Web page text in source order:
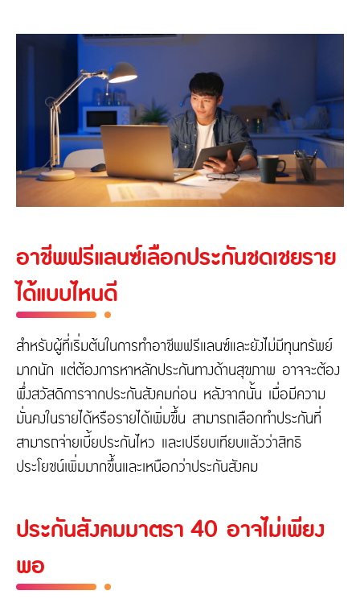
อาชีพฟรีแลนซ์เลือกประกันชดเชยราย
ได้แบบไหนดี
สำหรับผู้ที่เริ่มต้นในการทำอาชีพฟรีแลนซ์และยังไม่มีทุนทรัพย์
มากนัก แต่ต้องการหาหลักประกันทางด้านสุขภาพ อาจจะต้อง
พึ่งสวัสดิการจากประกันสังคมก่อน หลังจากนั้น เมื่อมีความ
มั่นคงในรายได้หรือรายได้เพิ่มขึ้น สามารถเลือกทำประกันที่
สามารถจ่ายเบี้ยประกันไหว และเปรียบเทียบแล้วว่าสิทธิ
ประโยชน์เพิ่มมากขึ้นและเหนือกว่าประกันสังคม
ประกันสังคมมาตรา 40 อาจไม่เพียง
พอ